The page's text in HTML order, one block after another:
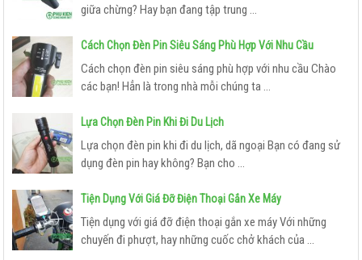
giữa chừng? Hay bạn đang tập trung ...
Cách Chọn Đèn Pin Siêu Sáng Phù Hợp Với Nhu Cầu
Cách chọn đèn pin siêu sáng phù hợp với nhu cầu Chào
các bạn! Hẳn là trong nhà mỗi chúng ta ...
Lựa Chọn Đèn Pin Khi Đi Du Lịch
Lựa chọn đèn pin khi đi du lịch, dã ngoại Bạn có đang sử
dụng đèn pin hay không? Bạn cho ...
Tiện Dụng Với Giá Đỡ Điện Thoại Gắn Xe Máy
Tiện dụng với giá đỡ điện thoại gắn xe máy Với những
chuyến đi phượt, hay những cuốc chở khách của ...